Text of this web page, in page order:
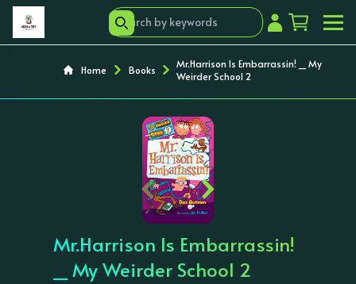
Home Books
Mr.Harrison Is Embarrassin! _ My
Weirder School 2
‹ ›
Mr.Harrison Is Embarrassin!
_ My Weirder School 2